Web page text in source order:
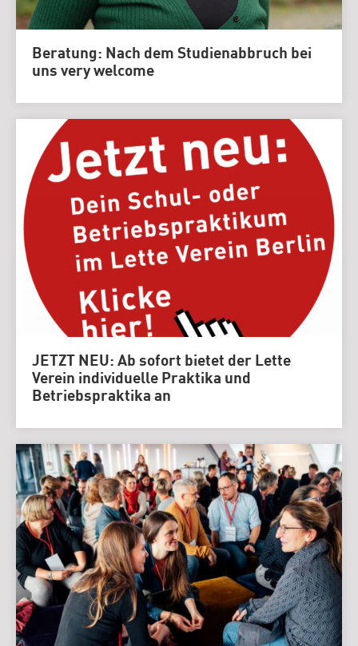
Beratung: Nach dem Studienabbruch bei
uns very welcome
JETZT NEU: Ab sofort bietet der Lette
Verein individuelle Praktika und
Betriebspraktika an